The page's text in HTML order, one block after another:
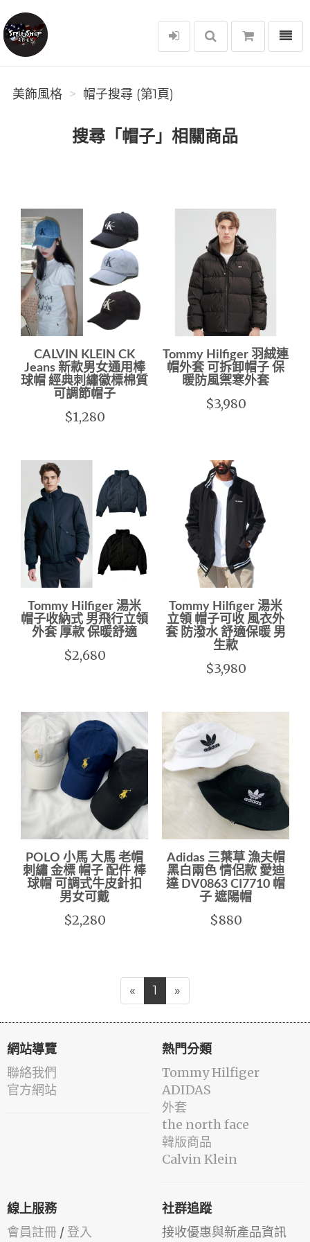
美飾風格
選單
美飾風格 帽子搜尋 (第1頁)
搜尋「帽子」相關商品
CALVIN KLEIN CK
Jeans 新款男女通用棒
球帽 經典刺繡徽標棉質
可調節帽子
$1,280
Tommy Hilfiger 羽絨連
帽外套 可拆卸帽子 保
暖防風禦寒外套
$3,980
Tommy Hilfiger 湯米
帽子收納式 男飛行立領
外套 厚款 保暖舒適
$2,680
Tommy Hilfiger 湯米
立領 帽子可收 風衣外
套 防潑水 舒適保暖 男
生款
$3,980
POLO 小馬 大馬 老帽
刺繡 金標 帽子 配件 棒
球帽 可調式牛皮針扣
男女可戴
$2,280
Adidas 三葉草 漁夫帽
黑白兩色 情侶款 愛迪
達 DV0863 CI7710 帽
子 遮陽帽
$880
« 1 »
網站導覽
聯絡我們
官方網站
熱門分類
Tommy Hilfiger
ADIDAS
外套
the north face
韓版商品
Calvin Klein
線上服務
會員註冊 / 登入
社群追蹤
接收優惠與新產品資訊